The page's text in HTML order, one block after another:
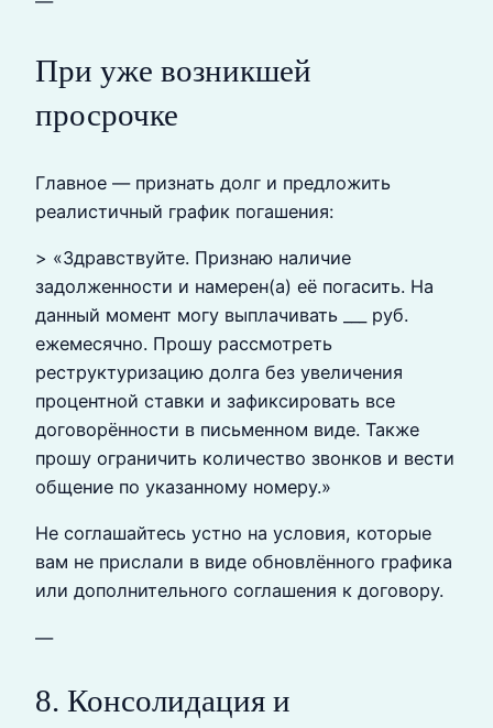
При уже возникшей
просрочке
Главное — признать долг и предложить
реалистичный график погашения:
> «Здравствуйте. Признаю наличие
задолженности и намерен(а) её погасить. На
данный момент могу выплачивать ___ руб.
ежемесячно. Прошу рассмотреть
реструктуризацию долга без увеличения
процентной ставки и зафиксировать все
договорённости в письменном виде. Также
прошу ограничить количество звонков и вести
общение по указанному номеру.»
Не соглашайтесь устно на условия, которые
вам не прислали в виде обновлённого графика
или дополнительного соглашения к договору.
—
8. Консолидация и